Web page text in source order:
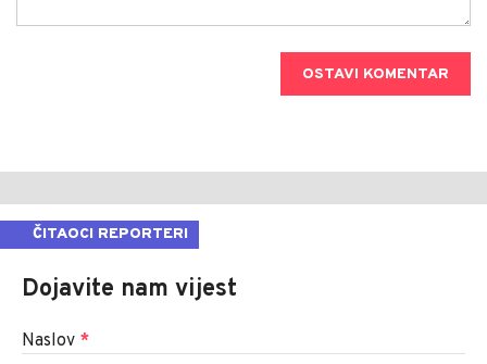
OSTAVI KOMENTAR
ČITAOCI REPORTERI
Dojavite nam vijest
Naslov *